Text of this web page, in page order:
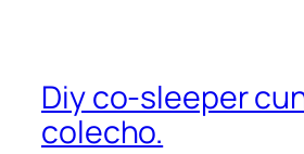
Diy co-sleeper
colecho.